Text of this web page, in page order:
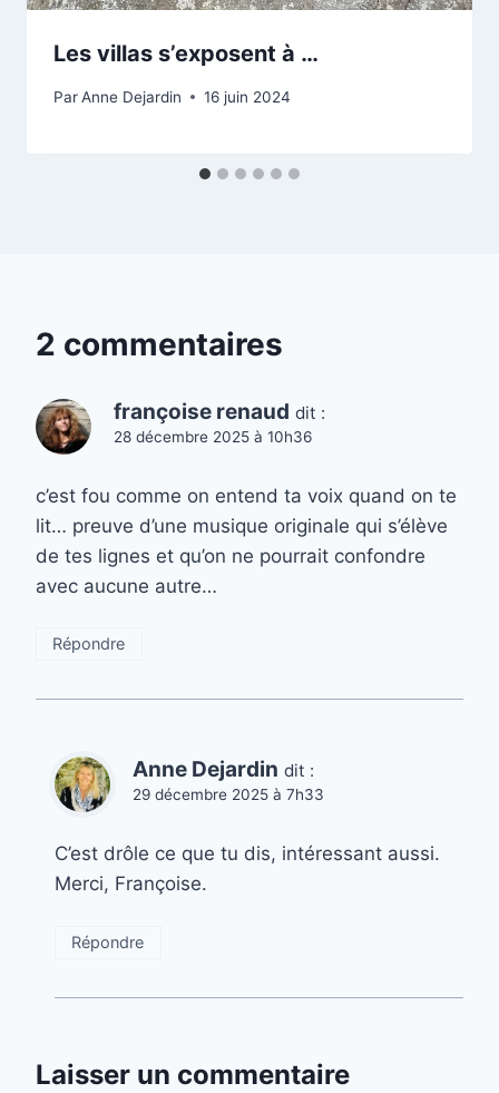
Les villas s’exposent à …
ParAnne Dejardin 16 juin 2024
2 commentaires
françoise renaud dit :
28 décembre 2025 à 10h36
c’est fou comme on entend ta voix quand on te
lit… preuve d’une musique originale qui s’élève
de tes lignes et qu’on ne pourrait confondre
avec aucune autre…
Répondre
Anne Dejardin dit :
29 décembre 2025 à 7h33
C’est drôle ce que tu dis, intéressant aussi.
Merci, Françoise.
Répondre
Laisser un commentaire